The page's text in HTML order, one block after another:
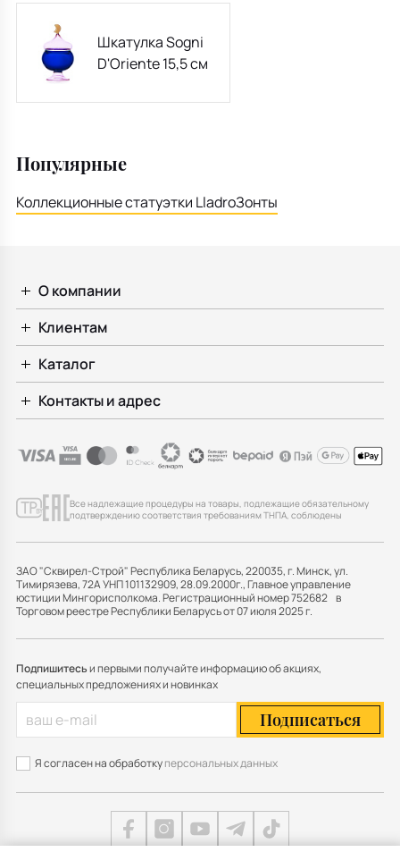
Шкатулка Sogni
D'Oriente 15,5 см
Популярные
Коллекционные статуэтки LladroЗонты
О компании
Клиентам
Каталог
Контакты и адрес
Все надлежащие процедуры на товары, подлежащие обязательному
подтверждению соответствия требованиям ТНПА, соблюдены
ЗАО "Сквирел-Строй" Республика Беларусь, 220035, г. Минск, ул.
Тимирязева, 72А УНП 101132909, 28.09.2000г., Главное управление
юстиции Мингорисполкома. Регистрационный номер 752682 в
Торговом реестре Республики Беларусь от 07 июля 2025 г.
Подпишитесьи первыми получайте информацию об акциях,
специальных предложениях и новинках
Подписаться
Я согласен на обработкуперсональных данных